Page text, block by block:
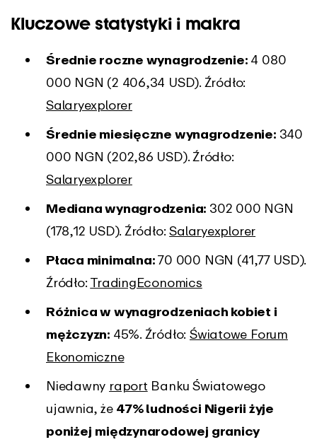
Kluczowe statystyki i makra
Średnie roczne wynagrodzenie: 4 080
000 NGN (2 406,34 USD). Źródło:
Salaryexplorer
Średnie miesięczne wynagrodzenie: 340
000 NGN (202,86 USD). Źródło:
Salaryexplorer
Mediana wynagrodzenia: 302 000 NGN
(178,12 USD). Źródło:Salaryexplorer
Płaca minimalna:70 000 NGN (41,77 USD).
Źródło: TradingEconomics
Różnica w wynagrodzeniach kobiet i
mężczyzn: 45%. Źródło: Światowe Forum
Ekonomiczne
Niedawny raport Banku Światowego
ujawnia, że 47% ludności Nigerii żyje
poniżej międzynarodowej granicy